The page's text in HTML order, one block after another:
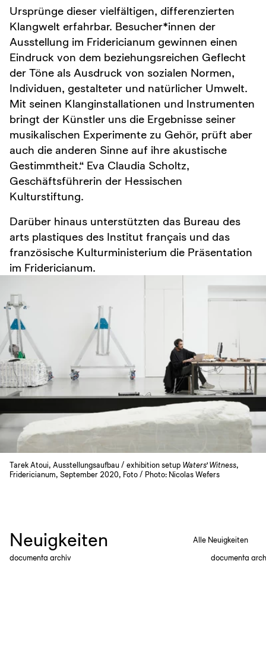
Ursprünge dieser vielfältigen, differenzierten
Klangwelt erfahrbar. Besucher*innen der
Ausstellung im Fridericianum gewinnen einen
Eindruck von dem beziehungsreichen Geflecht
der Töne als Ausdruck von sozialen Normen,
Individuen, gestalteter und natürlicher Umwelt.
Mit seinen Klanginstallationen und Instrumenten
bringt der Künstler uns die Ergebnisse seiner
musikalischen Experimente zu Gehör, prüft aber
auch die anderen Sinne auf ihre akustische
Gestimmtheit.“ Eva Claudia Scholtz,
Geschäftsführerin der Hessischen
Kulturstiftung.
Darüber hinaus unterstützten das Bureau des
arts plastiques des Institut français und das
französische Kulturministerium die Präsentation
im Fridericianum.
Tarek Atoui, Ausstellungsaufbau / exhibition setup Waters’ Witness,
Fridericianum, September 2020, Foto / Photo: Nicolas Wefers
Neuigkeiten
Alle Neuigkeiten
documenta archiv
documenta